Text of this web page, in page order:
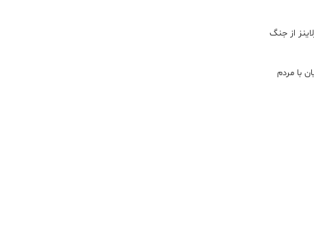
از جنگ
با مردم